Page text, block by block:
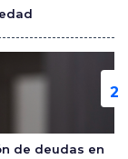
de deudas en